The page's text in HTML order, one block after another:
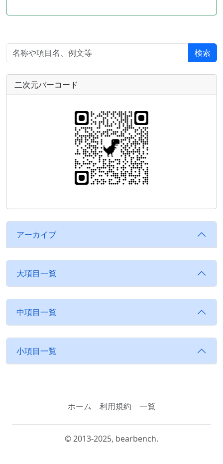
検索
二次元バーコード
アーカイブ
大項目一覧
中項目一覧
小項目一覧
ホーム 利用規約 一覧
© 2013-2025, bearbench.